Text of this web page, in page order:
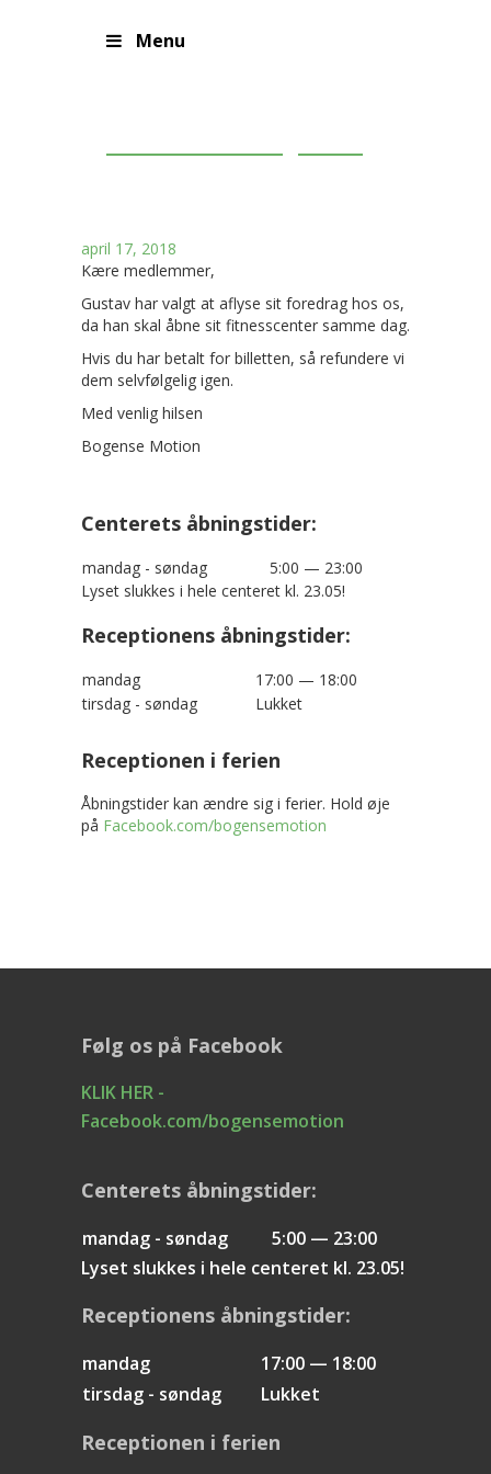
Menu
april 17, 2018
Kære medlemmer,
Gustav har valgt at aflyse sit foredrag hos os,
da han skal åbne sit fitnesscenter samme dag.
Hvis du har betalt for billetten, så refundere vi
dem selvfølgelig igen.
Med venlig hilsen
Bogense Motion
Centerets åbningstider:
mandag - søndag
5:00 — 23:00
Lyset slukkes i hele centeret kl. 23.05!
Receptionens åbningstider:
mandag
17:00 — 18:00
tirsdag - søndag
Lukket
Receptionen i ferien
Åbningstider kan ændre sig i ferier. Hold øje
på Facebook.com/bogensemotion
Følg os på Facebook
KLIK HER -
Facebook.com/bogensemotion
Centerets åbningstider:
mandag - søndag
5:00 — 23:00
Lyset slukkes i hele centeret kl. 23.05!
Receptionens åbningstider:
mandag
17:00 — 18:00
tirsdag - søndag
Lukket
Receptionen i ferien